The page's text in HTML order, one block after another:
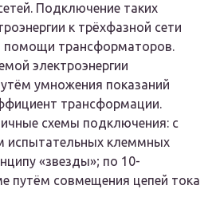
Подключение таких
к трёхфазной сети
помощи трансформаторов.
электроэнергии
умножения показаний
трансформации.
схемы подключения: с
испытательных клеммных
«звезды»; по 10-
путём совмещения цепей тока